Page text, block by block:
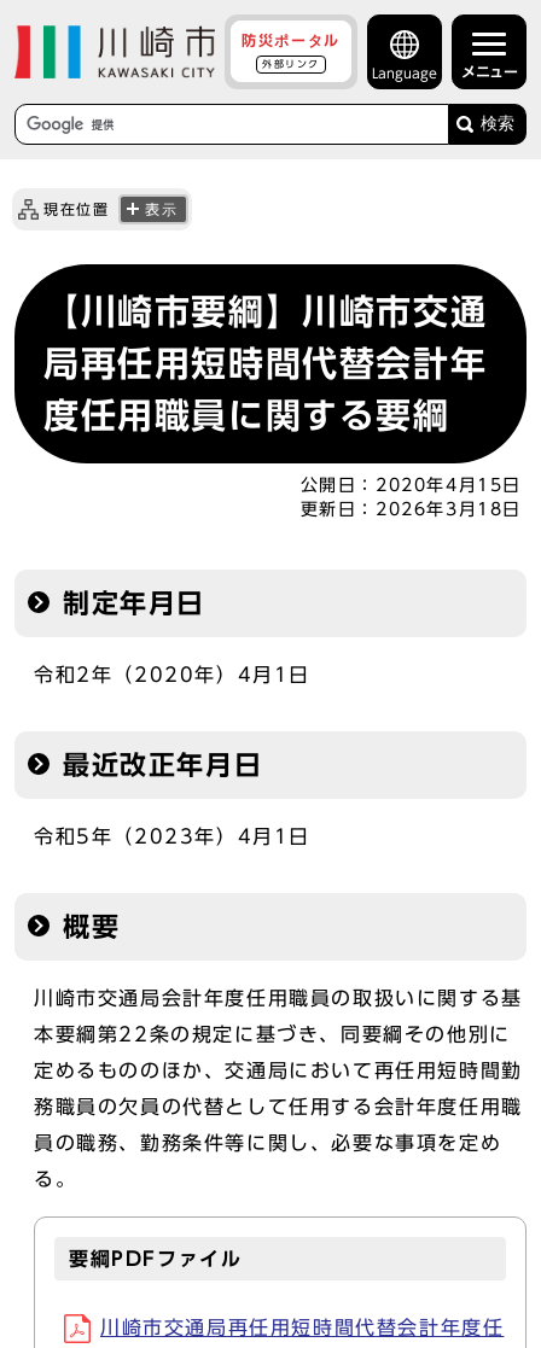
防災ポータル
外部リンク
Language メニュー
検索
現在位置 表示
【川崎市要綱】川崎市交通
局再任用短時間代替会計年
度任用職員に関する要綱
公開日： 2020年4月15日
更新日： 2026年3月18日
制定年月日
令和2年（2020年）4月1日
最近改正年月日
令和5年（2023年）4月1日
概要
川崎市交通局会計年度任用職員の取扱いに関する基
本要綱第22条の規定に基づき、同要綱その他別に
定めるもののほか、交通局において再任用短時間勤
務職員の欠員の代替として任用する会計年度任用職
員の職務、勤務条件等に関し、必要な事項を定め
る。
要綱PDFファイル
川崎市交通局再任用短時間代替会計年度任